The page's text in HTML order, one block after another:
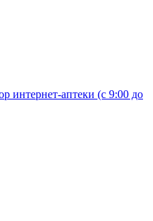
интернет-аптеки (с 9:00 до